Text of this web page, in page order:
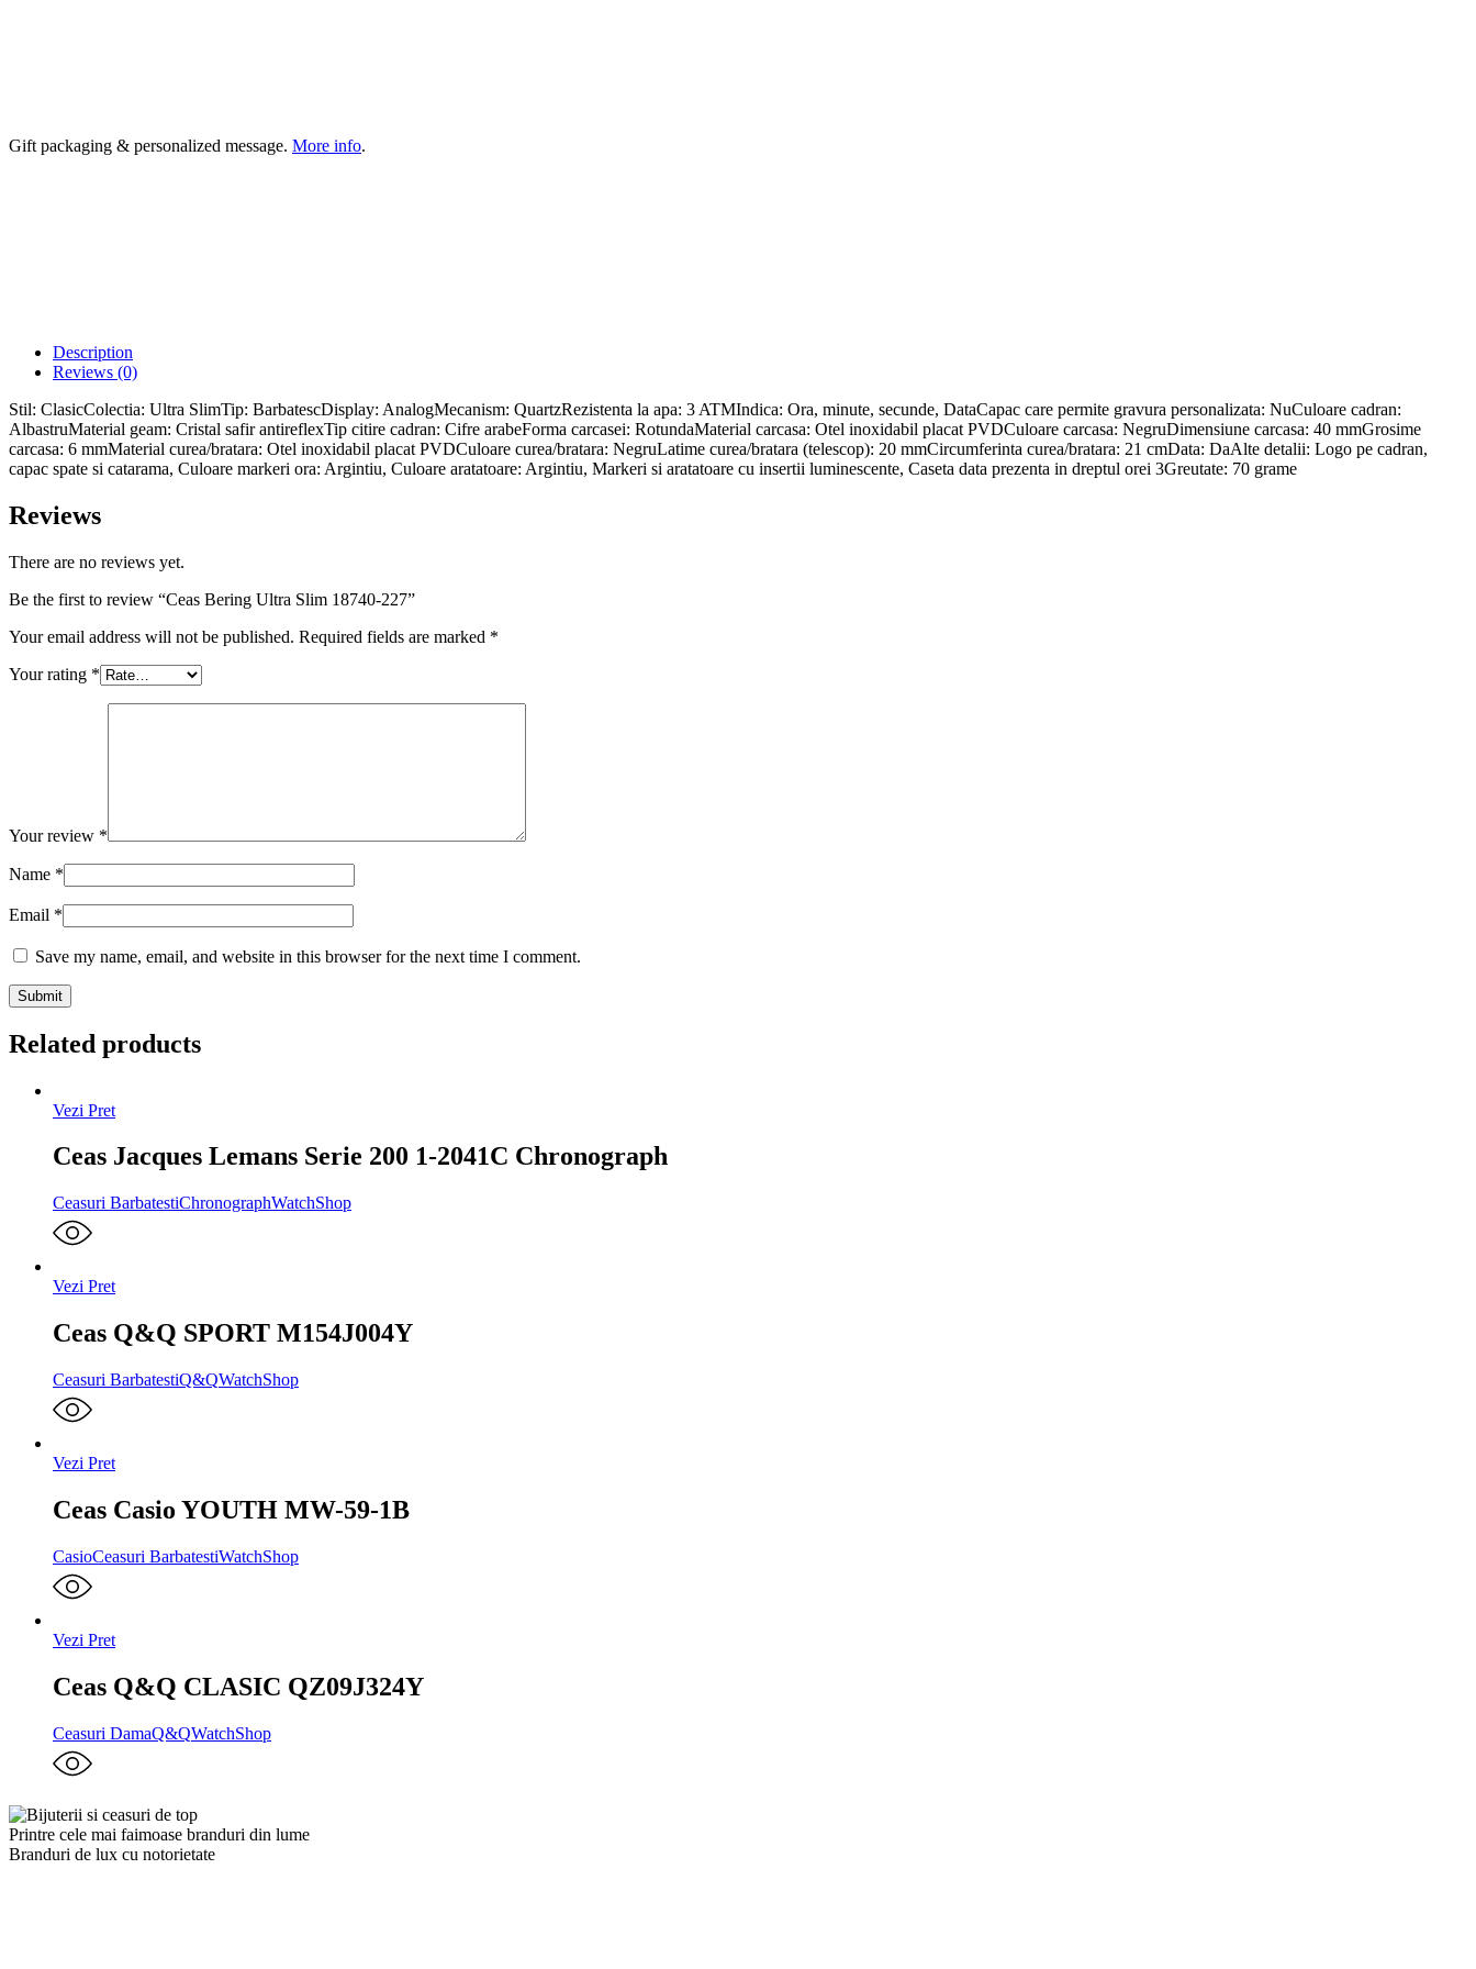
Gift packaging & personalized message. More info.
Description
Reviews (0)
Stil: ClasicColectia: Ultra SlimTip: BarbatescDisplay: AnalogMecanism: QuartzRezistenta la apa: 3 ATMIndica: Ora, minute, secunde, DataCapac care permite gravura personalizata: NuCuloare cadran:
AlbastruMaterial geam: Cristal safir antireflexTip citire cadran: Cifre arabeForma carcasei: RotundaMaterial carcasa: Otel inoxidabil placat PVDCuloare carcasa: NegruDimensiune carcasa: 40 mmGrosime
carcasa: 6 mmMaterial curea/bratara: Otel inoxidabil placat PVDCuloare curea/bratara: NegruLatime curea/bratara (telescop): 20 mmCircumferinta curea/bratara: 21 cmData: DaAlte detalii: Logo pe cadran,
capac spate si catarama, Culoare markeri ora: Argintiu, Culoare aratatoare: Argintiu, Markeri si aratatoare cu insertii luminescente, Caseta data prezenta in dreptul orei 3Greutate: 70 grame
Reviews
There are no reviews yet.
Be the first to review “Ceas Bering Ultra Slim 18740-227”
Your email address will not be published. Required fields are marked *
Your rating *
Your review *
Name *
Email *
Save my name, email, and website in this browser for the next time I comment.
Related products
Vezi Pret
Ceas Jacques Lemans Serie 200 1-2041C Chronograph
Ceasuri BarbatestiChronographWatchShop
Vezi Pret
Ceas Q&Q SPORT M154J004Y
Ceasuri BarbatestiQ&QWatchShop
Vezi Pret
Ceas Casio YOUTH MW-59-1B
CasioCeasuri BarbatestiWatchShop
Vezi Pret
Ceas Q&Q CLASIC QZ09J324Y
Ceasuri DamaQ&QWatchShop
Printre cele mai faimoase branduri din lume
Branduri de lux cu notorietate